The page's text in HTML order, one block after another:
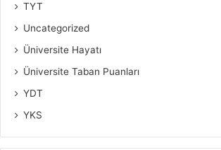
TYT
Uncategorized
Üniversite Hayatı
Üniversite Taban Puanları
YDT
YKS